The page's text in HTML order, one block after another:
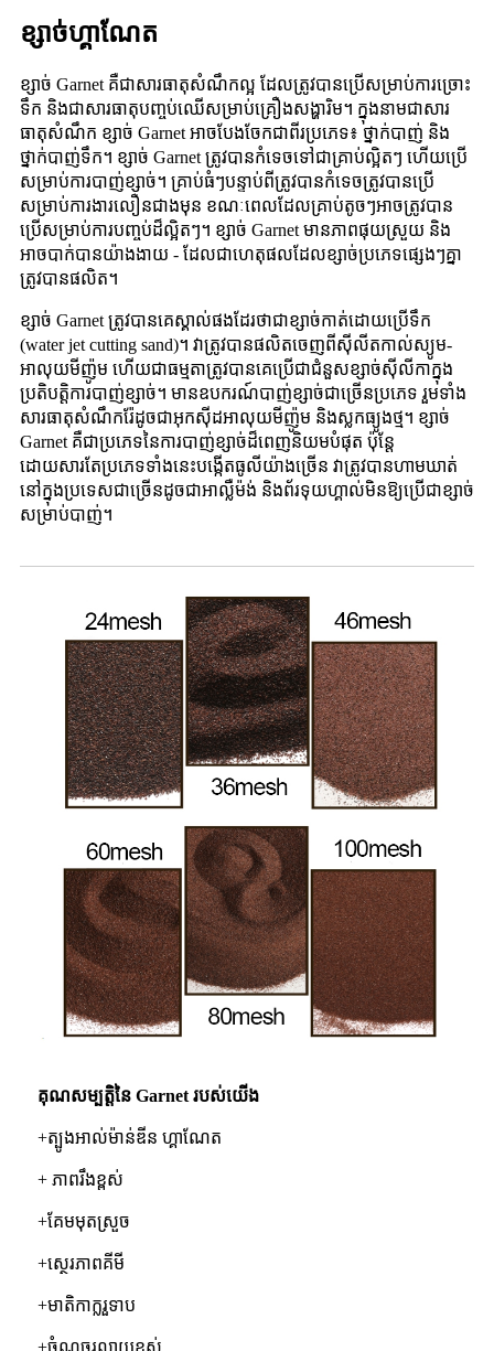
ខ្សាច់​ហ្គាណែត
ខ្សាច់ Garnet គឺជាសារធាតុសំណឹកល្អ ដែលត្រូវបានប្រើសម្រាប់ការច្រោះ
ទឹក និងជាសារធាតុបញ្ចប់ឈើសម្រាប់គ្រឿងសង្ហារិម។ ក្នុងនាមជាសារ
ធាតុសំណឹក ខ្សាច់ Garnet អាចបែងចែកជាពីរប្រភេទ៖ ថ្នាក់បាញ់ និង
ថ្នាក់បាញ់ទឹក។ ខ្សាច់ Garnet ត្រូវបានកំទេចទៅជាគ្រាប់ល្អិតៗ ហើយប្រើ
សម្រាប់ការបាញ់ខ្សាច់។ គ្រាប់ធំៗបន្ទាប់ពីត្រូវបានកំទេចត្រូវបានប្រើ
សម្រាប់ការងារលឿនជាងមុន ខណៈពេលដែលគ្រាប់តូចៗអាចត្រូវបាន
ប្រើសម្រាប់ការបញ្ចប់ដ៏ល្អិតៗ។ ខ្សាច់ Garnet មានភាពផុយស្រួយ និង
អាចបាក់បានយ៉ាងងាយ - ដែលជាហេតុផលដែលខ្សាច់ប្រភេទផ្សេងៗគ្នា
ត្រូវបានផលិត។
ខ្សាច់ Garnet ត្រូវបានគេស្គាល់ផងដែរថាជាខ្សាច់កាត់ដោយប្រើទឹក
(water jet cutting sand)។ វាត្រូវបានផលិតចេញពីស៊ីលីតកាល់ស្យូម-
អាលុយមីញ៉ូម ហើយជាធម្មតាត្រូវបានគេប្រើជាជំនួសខ្សាច់ស៊ីលីកាក្នុង
ប្រតិបត្តិការបាញ់ខ្សាច់។ មានឧបករណ៍បាញ់ខ្សាច់ជាច្រើនប្រភេទ រួមទាំង
សារធាតុសំណឹករ៉ែដូចជាអុកស៊ីដអាលុយមីញ៉ូម និងស្លកធ្យូងថ្ម។ ខ្សាច់
Garnet គឺជាប្រភេទនៃការបាញ់ខ្សាច់ដ៏ពេញនិយមបំផុត ប៉ុន្តែ
ដោយសារតែប្រភេទទាំងនេះបង្កើតធូលីយ៉ាងច្រើន វាត្រូវបានហាមឃាត់
នៅក្នុងប្រទេសជាច្រើនដូចជាអាល្លឺម៉ង់ និងព័រទុយហ្គាល់មិនឱ្យប្រើជាខ្សាច់
សម្រាប់បាញ់។
គុណសម្បត្តិនៃ Garnet របស់យើង
+ត្បូង​អាល់ម៉ាន់ឌីន​ ហ្គាណែត
+ ភាពរឹងខ្ពស់
+គែមមុតស្រួច
+ស្ថេរភាពគីមី
+មាតិកាក្លរួទាប
+ចំណុចរលាយខ្ពស់